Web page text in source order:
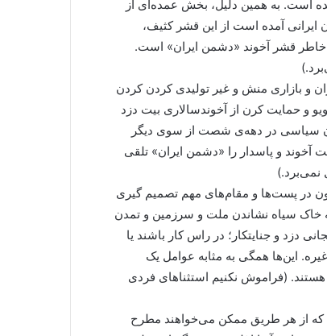
است. به همین دلیل، بخش عمده‌ای از
آمده است از این قشر کثیف،
خاطر قشر آخوند «دشمن ایران» است.
و بازاری منش و غیر تولیدی کردن کردن
و حمایت کرن از آخوندسالاری بیت دزد
سیاسی در دهه‌ی شصت از سوی دیگر
آخوند و پاسدار را «دشمن ایران» تلقی
نمی‌برد.)
در پست‌ها و مقام‌های مهم تصمیم گیری
خاک سیاه نشاندن ملت و سرزمین و تمدن
دزد و جنایتکار؛ در راس کار باشند یا
این‌ها همگی به مثابه عوامل یک
(فراموش نکنیم استثناهای فردی
که از هر طریق ممکن می‌خواهند مطرح